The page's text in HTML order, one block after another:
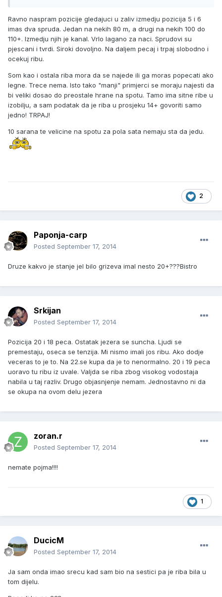
Ravno naspram pozicije gledajuci u zaliv izmedju pozicija 5 i 6
imas dva spruda. Jedan na nekih 80 m, a drugi na nekih 100 do
110+. Izmedju njih je kanal. Vrlo lagano za naci. Sprudovi su
pjescani i tvrdi. Siroki dovoljno. Na daljem pecaj i trpaj slobodno i
ocekuj ribu.
Som kao i ostala riba mora da se najede ili ga moras popecati ako
legne. Trece nema. Isto tako "manji" primjerci se moraju najesti da
bi veliki dosao do preostale hrane na spotu. Tamo ima sitne ribe u
izobilju, a sam podatak da je riba u prosjeku 14+ govoriti samo
jedno! TRPAJ!
10 sarana te velicine na spotu za pola sata nemaju sta da jedu.
2
Paponja-carp
Posted September 17, 2014
Druze kakvo je stanje jel bilo grizeva imal nesto 20+???Bistro
Srkijan
Posted September 17, 2014
Pozicija 20 i 18 peca. Ostatak jezera se suncha. Ljudi se
premestaju, oseca se tenzija. Mi nismo imali jos ribu. Ako dodje
veceras to je to. Na 22.se kupa da je to nenormalno. 20 i 19 peca
uoravo tu ribu iz uvale. Valjda se riba zbog visokog vodostaja
nabila u taj razliv. Drugo objasnjenje nemam. Jednostavno ni da
se okupa na ovom delu jezera
zoran.r
Posted September 17, 2014
nemate pojma!!!!
1
DucicM
Posted September 17, 2014
Ja sam onda imao srecu kad sam bio na sestici pa je riba bila u
tom dijelu.